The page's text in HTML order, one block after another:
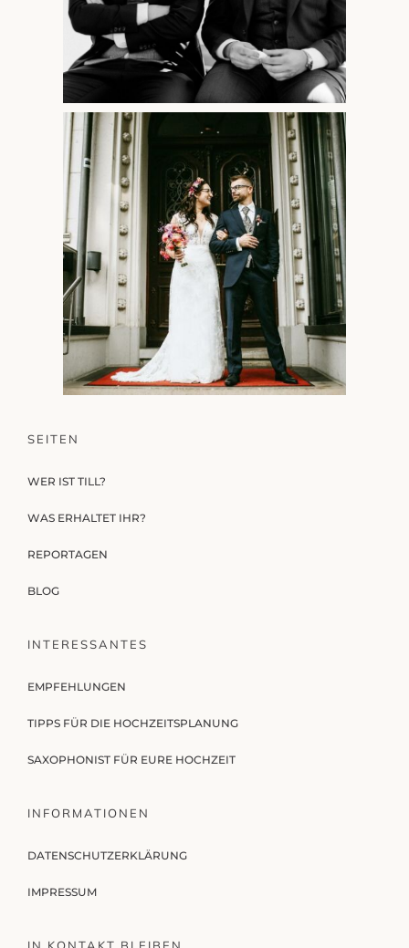
SEITEN
WER IST TILL?
WAS ERHALTET IHR?
REPORTAGEN
BLOG
INTERESSANTES
EMPFEHLUNGEN
TIPPS FÜR DIE HOCHZEITSPLANUNG
SAXOPHONIST FÜR EURE HOCHZEIT
INFORMATIONEN
DATENSCHUTZERKLÄRUNG
IMPRESSUM